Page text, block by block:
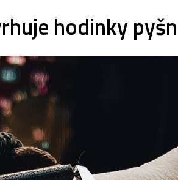
hodinky